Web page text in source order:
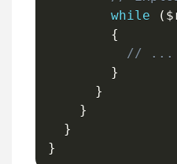
while
(
{
// ...
}
}
}
}
}